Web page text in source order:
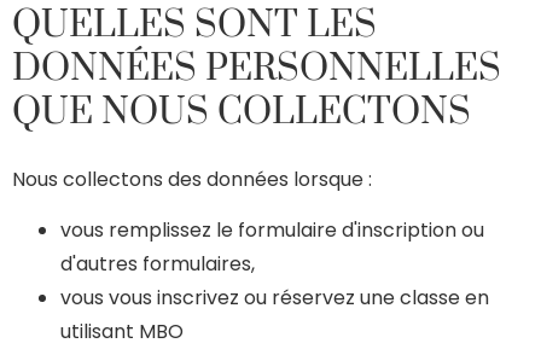
QUELLES SONT LES
DONNÉES PERSONNELLES
QUE NOUS COLLECTONS
Nous collectons des données lorsque :
vous remplissez le formulaire d'inscription ou
d'autres formulaires,
vous vous inscrivez ou réservez une classe en
utilisant MBO